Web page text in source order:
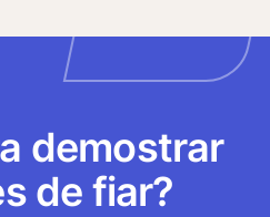
demostrar
de fiar?